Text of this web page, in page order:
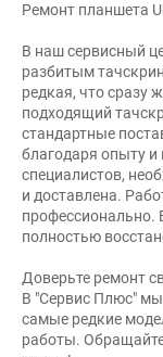
Ремонт планшета
В наш сервисный
разбитым
редкая, что сразу
подходящий
стандартные
благодаря опыту
специалистов,
и доставлена.
профессионально.
полностью
Доверьте ремонт
В "Сервис Плюс"
самые редкие
работы.